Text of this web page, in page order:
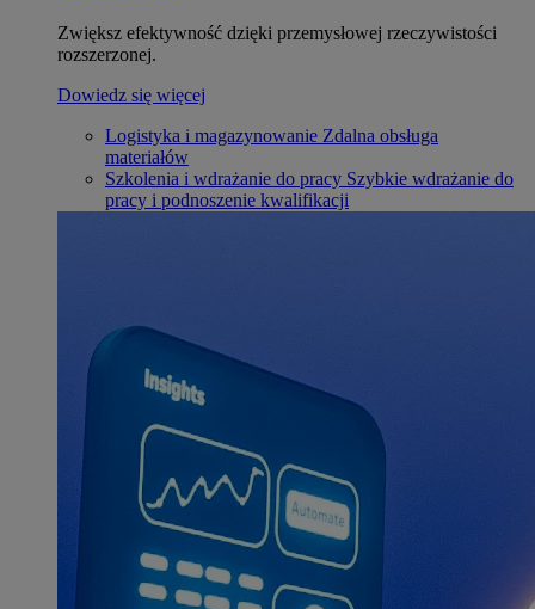
Zwiększ efektywność dzięki przemysłowej rzeczywistości
rozszerzonej.
Dowiedz się więcej
Logistyka i magazynowanie Zdalna obsługa
materiałów
Szkolenia i wdrażanie do pracy Szybkie wdrażanie do
pracy i podnoszenie kwalifikacji